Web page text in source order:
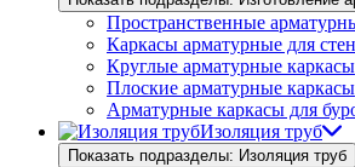
Пространственные
Каркасы арматурные для
Круглые арматурные каркасы
Плоские арматурные каркасы
Арматурные каркасы для
Изоляция труб
Показать подразделы: Изоляция труб